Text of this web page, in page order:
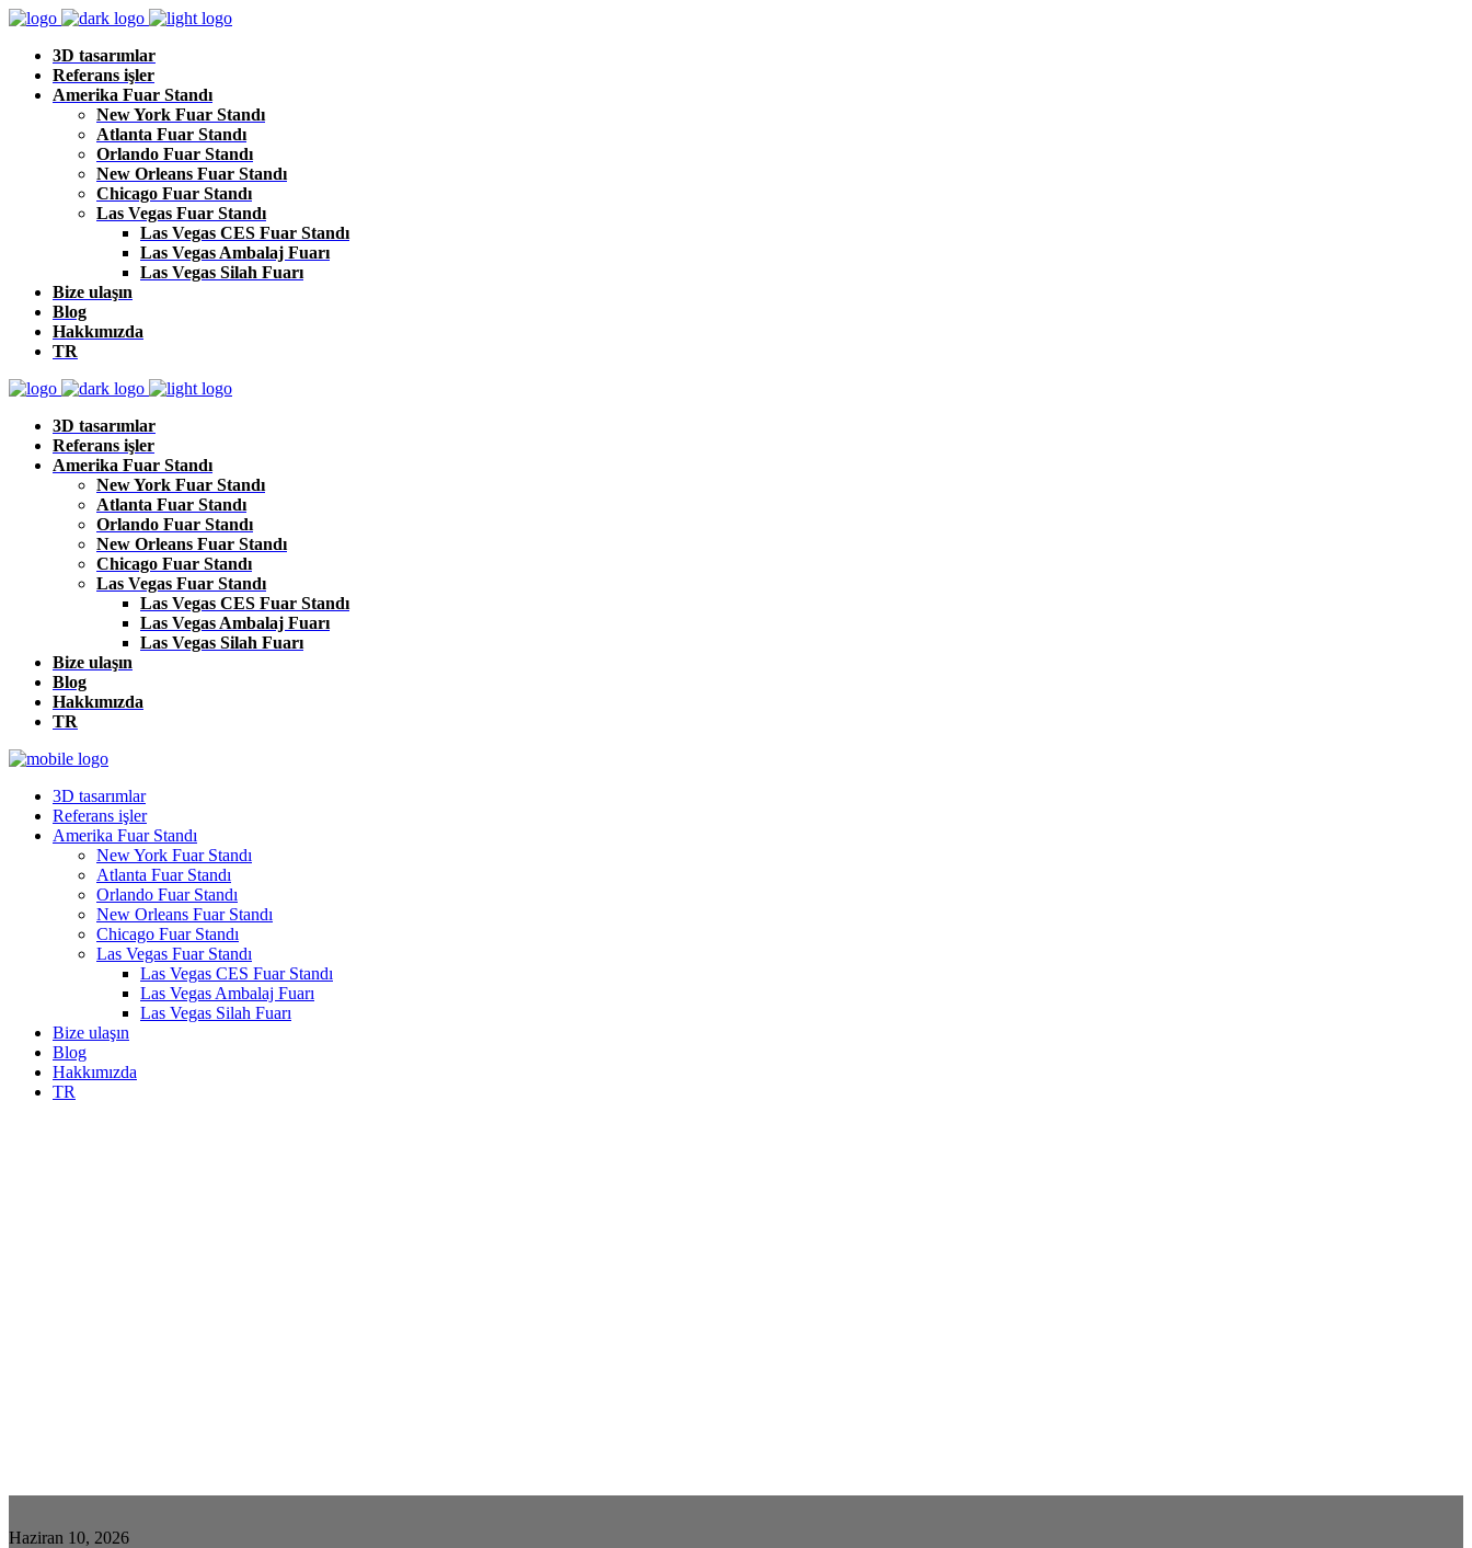
3D tasarımlar
Referans işler
Amerika Fuar Standı
New York Fuar Standı
Atlanta Fuar Standı
Orlando Fuar Standı
New Orleans Fuar Standı
Chicago Fuar Standı
Las Vegas Fuar Standı
Las Vegas CES Fuar Standı
Las Vegas Ambalaj Fuarı
Las Vegas Silah Fuarı
Bize ulaşın
Blog
Hakkımızda
TR
3D tasarımlar
Referans işler
Amerika Fuar Standı
New York Fuar Standı
Atlanta Fuar Standı
Orlando Fuar Standı
New Orleans Fuar Standı
Chicago Fuar Standı
Las Vegas Fuar Standı
Las Vegas CES Fuar Standı
Las Vegas Ambalaj Fuarı
Las Vegas Silah Fuarı
Bize ulaşın
Blog
Hakkımızda
TR
3D tasarımlar
Referans işler
Amerika Fuar Standı
New York Fuar Standı
Atlanta Fuar Standı
Orlando Fuar Standı
New Orleans Fuar Standı
Chicago Fuar Standı
Las Vegas Fuar Standı
Las Vegas CES Fuar Standı
Las Vegas Ambalaj Fuarı
Las Vegas Silah Fuarı
Bize ulaşın
Blog
Hakkımızda
TR
Haziran 10, 2026